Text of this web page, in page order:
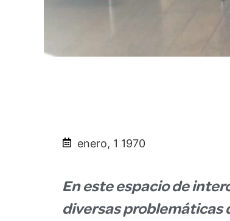
enero, 1 1970
En este espacio de
diversas problemáticas